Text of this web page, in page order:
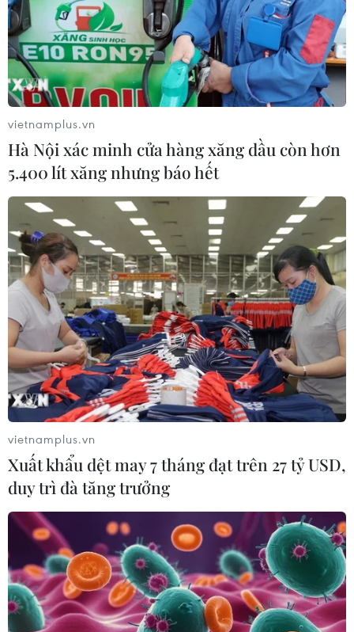
vietnamplus.vn
Hà Nội xác minh cửa hàng xăng dầu còn hơn
5.400 lít xăng nhưng báo hết
vietnamplus.vn
Xuất khẩu dệt may 7 tháng đạt trên 27 tỷ USD,
duy trì đà tăng trưởng